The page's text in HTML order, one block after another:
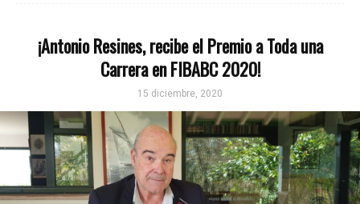
¡Antonio Resines, recibe el Premio a Toda una
Carrera en FIBABC 2020!
15 diciembre, 2020